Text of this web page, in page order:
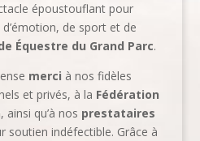
époustouflant pour
de sport et de
Équestre du Grand Parc.
merci à nos fidèles
et privés, à la Fédération
, ainsi qu’à nos prestataires
soutien indéfectible. Grâce à